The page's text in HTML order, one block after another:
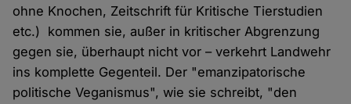
ohne Knochen, Zeitschrift für Kritische Tierstudien
etc.) kommen sie, außer in kritischer Abgrenzung
gegen sie, überhaupt nicht vor – verkehrt Landwehr
ins komplette Gegenteil. Der "emanzipatorische
politische Veganismus", wie sie schreibt, "den